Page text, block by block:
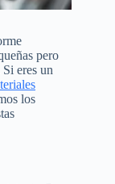
pero
eres un
los